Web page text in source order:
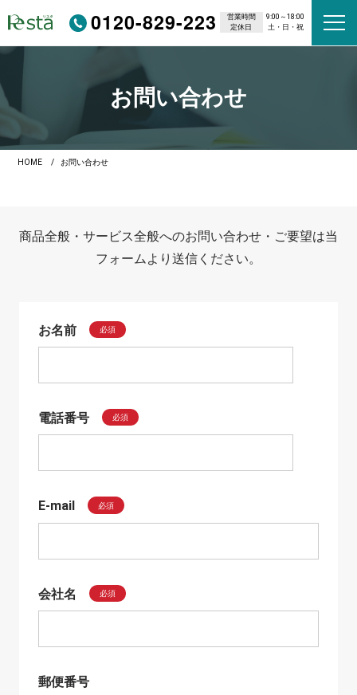
0120-829-223 営業時間
9:00～18:00
定休日
土・日・祝
お問い合わせ
HOME お問い合わせ
商品全般・サービス全般へのお問い合わせ・ご要望は当
フォームより送信ください。
お名前 必須
電話番号 必須
E-mail 必須
会社名 必須
郵便番号